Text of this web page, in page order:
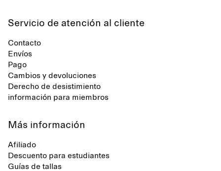
Servicio de atención al cliente
Contacto
Envíos
Pago
Cambios y devoluciones
Derecho de desistimiento
información para miembros
Más información
Afiliado
Descuento para estudiantes
Guías de tallas